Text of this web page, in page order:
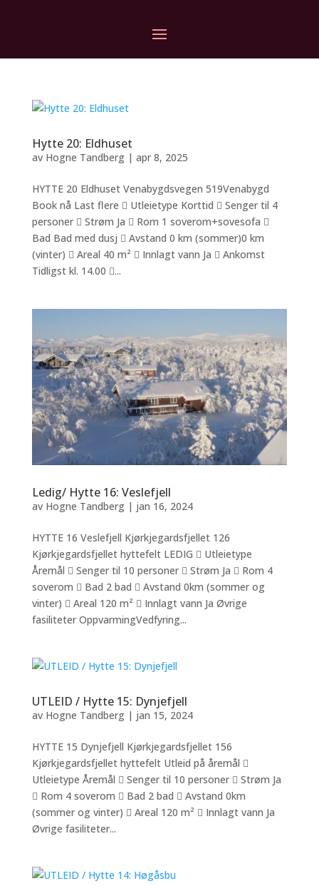
Hytte 20: Eldhuset
av Hogne Tandberg| apr 8, 2025
HYTTE 20 Eldhuset Venabygdsvegen 519Venabygd
Book nå Last flere  Utleietype Korttid  Senger til 4
personer  Strøm Ja  Rom 1 soverom+sovesofa 
Bad Bad med dusj  Avstand 0 km (sommer)0 km
(vinter)  Areal 40 m²  Innlagt vann Ja  Ankomst
Tidligst kl. 14.00 ...
Ledig/ Hytte 16: Veslefjell
av Hogne Tandberg| jan 16, 2024
HYTTE 16 Veslefjell Kjørkjegardsfjellet 126
Kjørkjegardsfjellet hyttefelt LEDIG  Utleietype
Åremål  Senger til 10 personer  Strøm Ja  Rom 4
soverom  Bad 2 bad  Avstand 0km (sommer og
vinter)  Areal 120 m²  Innlagt vann Ja Øvrige
fasiliteter OppvarmingVedfyring...
UTLEID / Hytte 15: Dynjefjell
av Hogne Tandberg| jan 15, 2024
HYTTE 15 Dynjefjell Kjørkjegardsfjellet 156
Kjørkjegardsfjellet hyttefelt Utleid på åremål 
Utleietype Åremål  Senger til 10 personer  Strøm Ja
 Rom 4 soverom  Bad 2 bad  Avstand 0km
(sommer og vinter)  Areal 120 m²  Innlagt vann Ja
Øvrige fasiliteter...